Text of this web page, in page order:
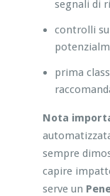
segnali di
controlli
prima
Nota
sempre
capire
serve un